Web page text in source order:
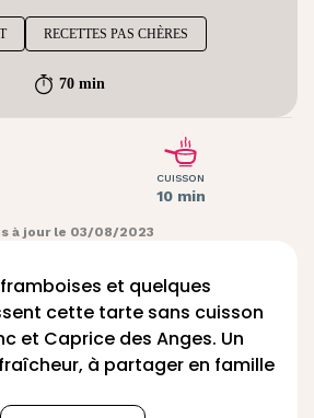
RECETTES PAS CHÈRES
70 min
CUISSON
10 min
à jour le 03/08/2023
et quelques
cette tarte sans cuisson
et Caprice des Anges. Un
à partager en famille